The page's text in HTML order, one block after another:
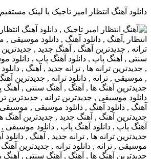
دانلود آهنگ انتظار امیر تاجیک با لینک مستقیم